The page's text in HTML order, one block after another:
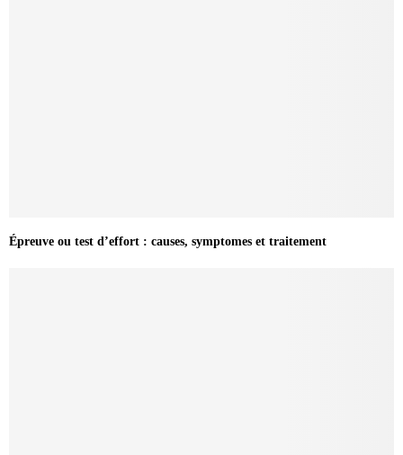
Épreuve ou test d’effort : causes, symptomes et traitement